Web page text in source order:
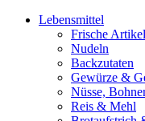
Lebensmittel
Frische Artikel
Nudeln
Backzutaten
Gewürze &
Nüsse,
Reis & Mehl